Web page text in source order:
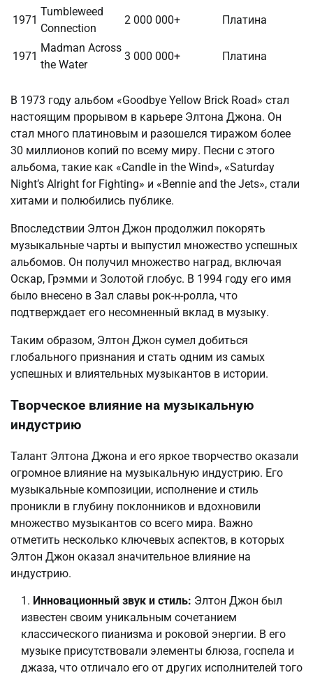
1971
Tumbleweed
Connection
2 000 000+ Платина
1971
Madman Across
the Water
3 000 000+ Платина
В 1973 году альбом «Goodbye Yellow Brick Road» стал
настоящим прорывом в карьере Элтона Джона. Он
стал много платиновым и разошелся тиражом более
30 миллионов копий по всему миру. Песни с этого
альбома, такие как «Candle in the Wind», «Saturday
Night’s Alright for Fighting» и «Bennie and the Jets», стали
хитами и полюбились публике.
Впоследствии Элтон Джон продолжил покорять
музыкальные чарты и выпустил множество успешных
альбомов. Он получил множество наград, включая
Оскар, Грэмми и Золотой глобус. В 1994 году его имя
было внесено в Зал славы рок-н-ролла, что
подтверждает его несомненный вклад в музыку.
Таким образом, Элтон Джон сумел добиться
глобального признания и стать одним из самых
успешных и влиятельных музыкантов в истории.
Творческое влияние на музыкальную
индустрию
Талант Элтона Джона и его яркое творчество оказали
огромное влияние на музыкальную индустрию. Его
музыкальные композиции, исполнение и стиль
проникли в глубину поклонников и вдохновили
множество музыкантов со всего мира. Важно
отметить несколько ключевых аспектов, в которых
Элтон Джон оказал значительное влияние на
индустрию.
Инновационный звук и стиль: Элтон Джон был
известен своим уникальным сочетанием
классического пианизма и роковой энергии. В его
музыке присутствовали элементы блюза, госпела и
джаза, что отличало его от других исполнителей того